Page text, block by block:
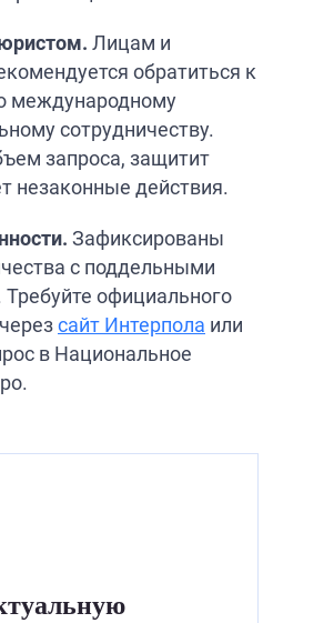
Лицам и
обратиться к
международному
сотрудничеству.
запроса, защитит
незаконные действия.
Зафиксированы
с поддельными
официального
сайт Интерпола или
в Национальное